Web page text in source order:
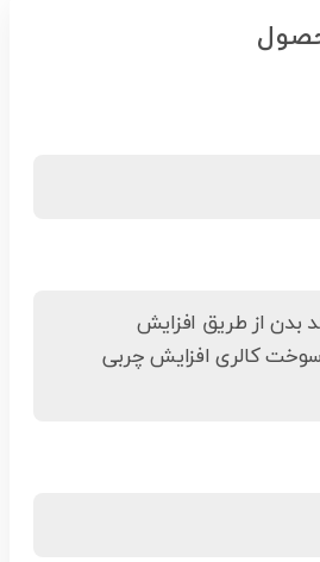
بدن از طریق افزایش
کالری افزایش چربی